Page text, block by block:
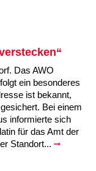
Das AWO
ein besonderes
ist bekannt,
Bei einem
informierte sich
für das Amt der
Standort...